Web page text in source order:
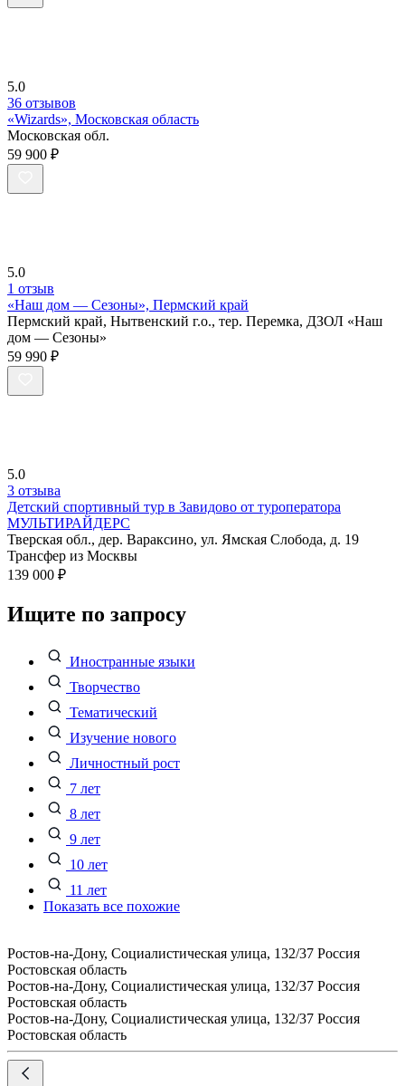
5.0
36 отзывов
«Wizards», Московская область
Московская обл.
59 900 ₽
5.0
1 отзыв
«Наш дом — Сезоны», Пермский край
Пермский край, Нытвенский г.о., тер. Перемка, ДЗОЛ «Наш
дом — Сезоны»
59 990 ₽
5.0
3 отзыва
Детский спортивный тур в Завидово от туроператора
МУЛЬТИРАЙДЕРС
Тверская обл., дер. Вараксино, ул. Ямская Слобода, д. 19
Трансфер из Москвы
139 000 ₽
Ищите по запросу
Иностранные языки
Творчество
Тематический
Изучение нового
Личностный рост
7 лет
8 лет
9 лет
10 лет
11 лет
Показать все похожие
Ростов-на-Дону, Социалистическая улица, 132/37 Россия
Ростовская область
Ростов-на-Дону, Социалистическая улица, 132/37 Россия
Ростовская область
Ростов-на-Дону, Социалистическая улица, 132/37 Россия
Ростовская область